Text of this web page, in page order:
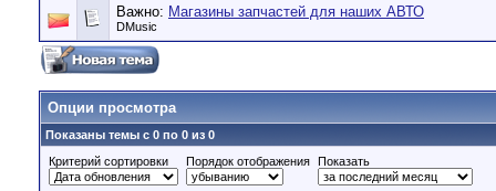
Важно: Магазины запчастей для наших АВТО
DMusic
Опции просмотра
Показаны темы с 0 по 0 из 0
Критерий сортировки
Порядок отображения Показать